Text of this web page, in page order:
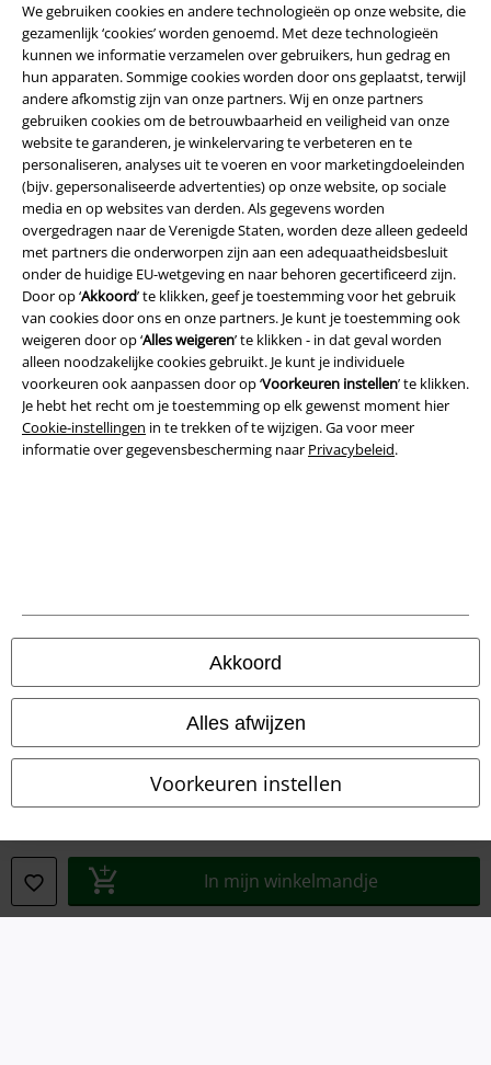
We gebruiken cookies en andere technologieën op onze website, die
gezamenlijk ‘cookies’ worden genoemd. Met deze technologieën
kunnen we informatie verzamelen over gebruikers, hun gedrag en
hun apparaten. Sommige cookies worden door ons geplaatst, terwijl
andere afkomstig zijn van onze partners. Wij en onze partners
gebruiken cookies om de betrouwbaarheid en veiligheid van onze
website te garanderen, je winkelervaring te verbeteren en te
personaliseren, analyses uit te voeren en voor marketingdoeleinden
(bijv. gepersonaliseerde advertenties) op onze website, op sociale
media en op websites van derden. Als gegevens worden
overgedragen naar de Verenigde Staten, worden deze alleen gedeeld
met partners die onderworpen zijn aan een adequaatheidsbesluit
onder de huidige EU-wetgeving en naar behoren gecertificeerd zijn.
Door op ‘Akkoord’ te klikken, geef je toestemming voor het gebruik
van cookies door ons en onze partners. Je kunt je toestemming ook
weigeren door op ‘Alles weigeren’ te klikken - in dat geval worden
alleen noodzakelijke cookies gebruikt. Je kunt je individuele
voorkeuren ook aanpassen door op ‘Voorkeuren instellen’ te klikken.
Je hebt het recht om je toestemming op elk gewenst moment hier
Cookie-instellingen in te trekken of te wijzigen. Ga voor meer
informatie over gegevensbescherming naar Privacybeleid.
Akkoord
Alles afwijzen
Voorkeuren instellen
In mijn winkelmandje
A Warner Music Group Company
Beveiliging
Bedrijfsgegevens
Privacyverklaring
Verklaring van conformiteit
Informatie over toegankelijkheid
Annuleer bestelling